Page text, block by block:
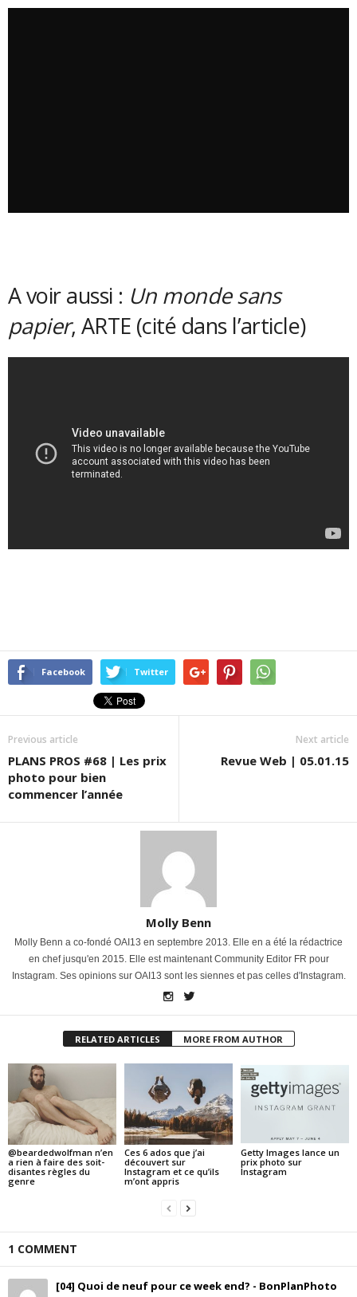
A voir aussi : Un monde sans
papier, ARTE (cité dans l’article)
Facebook Twitter
Previous article
PLANS PROS #68 | Les prix
photo pour bien
commencer l’année
Next article
Revue Web | 05.01.15
Molly Benn
Molly Benn a co-fondé OAI13 en septembre 2013. Elle en a été la rédactrice
en chef jusqu'en 2015. Elle est maintenant Community Editor FR pour
Instagram. Ses opinions sur OAI13 sont les siennes et pas celles d'Instagram.
RELATED ARTICLES MORE FROM AUTHOR
@beardedwolfman n’en
a rien à faire des soit-
disantes règles du
genre
Ces 6 ados que j’ai
découvert sur
Instagram et ce qu’ils
m’ont appris
Getty Images lance un
prix photo sur
Instagram
1 COMMENT
[04] Quoi de neuf pour ce week end? - BonPlanPhoto